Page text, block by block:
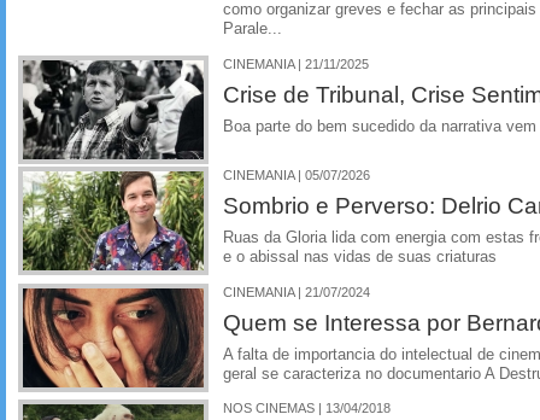
como organizar greves e fechar as
Parale...
CINEMANIA | 21/11/2025
Crise de Tribunal, Crise
Boa parte do bem sucedido da narrativa
CINEMANIA | 05/07/2026
Sombrio e Perverso: Delrio
Ruas da Gloria lida com energia com estas
e o abissal nas vidas de suas criaturas
CINEMANIA | 21/07/2024
Quem se Interessa por
A falta de importancia do intelectual de
geral se caracteriza no documentario A
NOS CINEMAS | 13/04/2018